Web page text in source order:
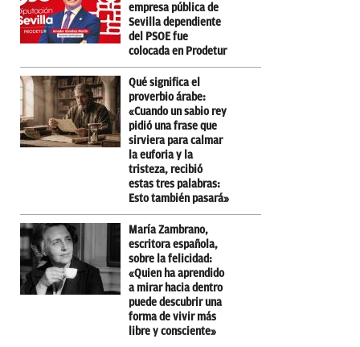
empresa pública de
Sevilla dependiente
del PSOE fue
colocada en Prodetur
Qué significa el
proverbio árabe:
«Cuando un sabio rey
pidió una frase que
sirviera para calmar
la euforia y la
tristeza, recibió
estas tres palabras:
Esto también pasará»
María Zambrano,
escritora española,
sobre la felicidad:
«Quien ha aprendido
a mirar hacia dentro
puede descubrir una
forma de vivir más
libre y consciente»